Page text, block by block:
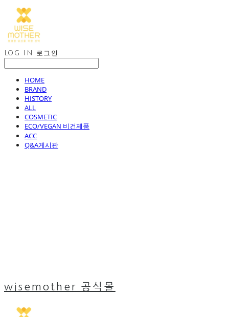
LOG IN 로그인
HOME
BRAND
HISTORY
ALL
COSMETIC
ECO/VEGAN 비건제품
ACC
Q&A게시판
wisemother 공식몰